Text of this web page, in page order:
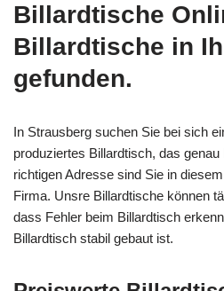
Billardtische
Billardtische in
gefunden.
In Strausberg suchen Sie bei sich
produziertes Billardtisch, das
richtigen Adresse sind Sie in
Firma. Unsre Billardtische können
dass Fehler beim Billardtisch
Billardtisch stabil gebaut ist.